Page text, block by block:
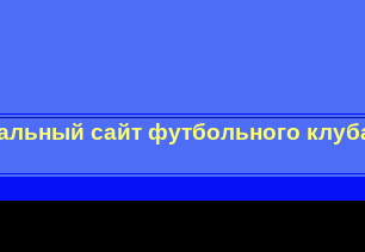
сайт футбольного